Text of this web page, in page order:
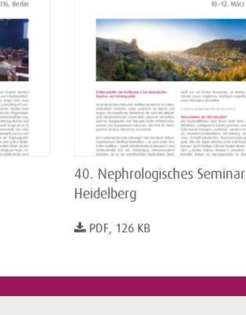
40. Nephrologisches Seminar
Heidelberg
PDF, 126 KB